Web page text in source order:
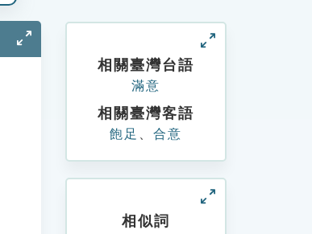
相關臺灣台語
滿意
相關臺灣客語
飽足 合意
相似詞